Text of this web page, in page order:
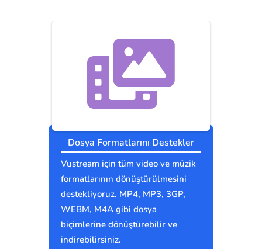
Dosya Formatlarını Destekler
Vustream için tüm video ve müzik
formatlarının dönüştürülmesini
destekliyoruz. MP4, MP3, 3GP,
WEBM, M4A gibi dosya
biçimlerine dönüştürebilir ve
indirebilirsiniz.